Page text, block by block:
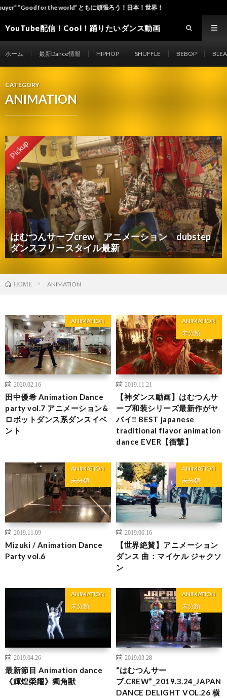
world” ともに頑張ろう！日本！世界！
YouTube配信！Cool！踊りたいダンス動画
ホーム 最新Dance情報 HIPHOP SHUFFLE BEBOP
CATEGORY
ANIMATION
Pickup
はむつんサーブcrew アニメーション dubstep
ダンスフリースタイル最新
HOME ANIMATION
ANIMATION
2020.02.16
田中優希 Animation Dance
party vol.7 アニメーション&
ロボットダンス系ダンスイベ
ント
ANIMATION
未分類
2019.11.21
【神ダンス動画】はむつんサ
ーブ和装シリーズ最新作がヤ
バイ‼ BEST japanese
traditional flavor animation
dance EVER【衝撃】
ANIMATION
未分類
2019.11.09
Mizuki / Animation Dance
Party vol.6
ANIMATION
未分類
2019.06.16
【世界絶賛】アニメーション
ダンス 曲：マイケル ジャクソ
ン
ANIMATION
未分類
2019.04.26
最新節目 Animation dance
《輝煌榮耀》獨角獸
ANIMATION
未分類
2019.03.28
“はむつんサー
ブ.CREW”_2019.3.24_JAPAN
DANCE DELIGHT VOL.26 横